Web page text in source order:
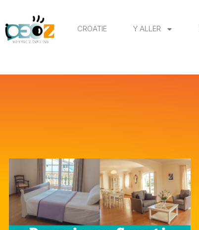
CROATIE Y ALLER